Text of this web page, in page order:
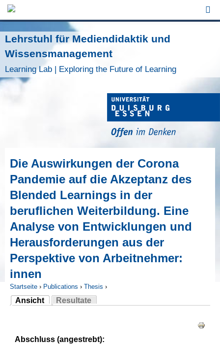
Jump to Navigation
Lehrstuhl für Mediendidaktik und
Wissensmanagement
Learning Lab | Exploring the Future of Learning
Die Auswirkungen der Corona
Pandemie auf die Akzeptanz des
Blended Learnings in der
beruflichen Weiterbildung. Eine
Analyse von Entwicklungen und
Herausforderungen aus der
Perspektive von Arbeitnehmer:
innen
Sie sind hier
Startseite › Publications › Thesis ›
Ansicht
(aktiver Reiter)
Resultate
Abschluss (angestrebt):